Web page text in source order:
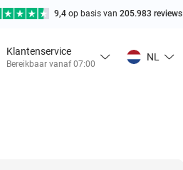
9,4 op basis van 205.983 reviews
Klantenservice
Bereikbaar vanaf 07:00
NL